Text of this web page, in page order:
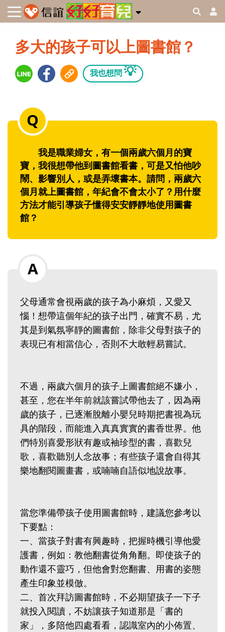
多大的孩子可以上圖書館？
我也想問 💡
我是職業婦女，有一個兩歲六個月的寶
寶，我很想帶他到圖書館看書，可是又怕他吵
鬧、影響別人，或是弄壞書本。請問，兩歲六
個月就上圖書館，年紀會不會太小了？用什麼
方法才能引導孩子懂得安安靜靜地使用圖書
館？
父母通常會視兩歲的孩子為小麻煩，又愛又
惱！想帶這個年紀的孩子出門，確實不易，尤
其是到氣氛寧靜的圖書館，除非父母對孩子的
表現已有相當信心，否則不大敢輕易嘗試。
不過，兩歲六個月的孩子上圖書館絕不嫌小，
甚至，您在半年前就該嘗試帶他去了，因為兩
歲的孩子，已逐漸脫離小嬰兒時期把書視為玩
具的階段，而能進入真真實實的書香世界。他
們特別喜愛形狀有趣或袖珍型的書，喜歡兒
歌，喜歡聽別人念故事；有些孩子還會自得其
樂地翻閱圖畫書，或喃喃自語似地說故事。
當您準備帶孩子使用圖書館時，建議您參考以
下要點：
一、當孩子對書有興趣時，把握時機引導他愛
護書，例如：教他翻書從角角翻。即使孩子的
動作還不靈巧，但他會對您翻書、用書的姿態
產生印象並模倣。
二、首次拜訪圖書館時，不必期望孩子一下子
就投入閱讀，不妨讓孩子知道那是「書的
家」，多陪他四處看看，認識室內的小佈置、